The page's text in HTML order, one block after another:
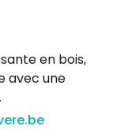
en bois,
avec une